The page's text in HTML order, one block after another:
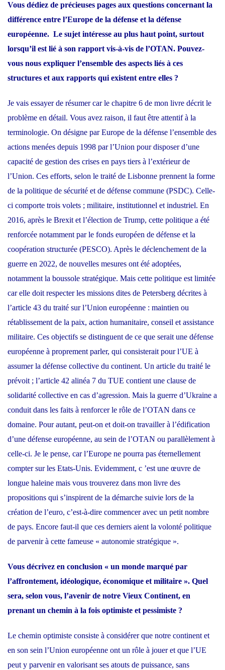
Vous dédiez de précieuses pages aux questions concernant la
différence entre l’Europe de la défense et la défense
européenne. Le sujet intéresse au plus haut point, surtout
lorsqu’il est lié à son rapport vis-à-vis de l’OTAN. Pouvez-
vous nous expliquer l’ensemble des aspects liés à ces
structures et aux rapports qui existent entre elles ?
Je vais essayer de résumer car le chapitre 6 de mon livre décrit le
problème en détail. Vous avez raison, il faut être attentif à la
terminologie. On désigne par Europe de la défense l’ensemble des
actions menées depuis 1998 par l’Union pour disposer d’une
capacité de gestion des crises en pays tiers à l’extérieur de
l’Union. Ces efforts, selon le traité de Lisbonne prennent la forme
de la politique de sécurité et de défense commune (PSDC). Celle-
ci comporte trois volets ; militaire, institutionnel et industriel. En
2016, après le Brexit et l’élection de Trump, cette politique a été
renforcée notamment par le fonds européen de défense et la
coopération structurée (PESCO). Après le déclenchement de la
guerre en 2022, de nouvelles mesures ont été adoptées,
notamment la boussole stratégique. Mais cette politique est limitée
car elle doit respecter les missions dites de Petersberg décrites à
l’article 43 du traité sur l’Union européenne : maintien ou
rétablissement de la paix, action humanitaire, conseil et assistance
militaire. Ces objectifs se distinguent de ce que serait une défense
européenne à proprement parler, qui consisterait pour l’UE à
assumer la défense collective du continent. Un article du traité le
prévoit ; l’article 42 alinéa 7 du TUE contient une clause de
solidarité collective en cas d’agression. Mais la guerre d’Ukraine a
conduit dans les faits à renforcer le rôle de l’OTAN dans ce
domaine. Pour autant, peut-on et doit-on travailler à l’édification
d’une défense européenne, au sein de l’OTAN ou parallèlement à
celle-ci. Je le pense, car l’Europe ne pourra pas éternellement
compter sur les Etats-Unis. Evidemment, c ’est une œuvre de
longue haleine mais vous trouverez dans mon livre des
propositions qui s’inspirent de la démarche suivie lors de la
création de l’euro, c’est-à-dire commencer avec un petit nombre
de pays. Encore faut-il que ces derniers aient la volonté politique
de parvenir à cette fameuse « autonomie stratégique ».
Vous décrivez en conclusion « un monde marqué par
l’affrontement, idéologique, économique et militaire ». Quel
sera, selon vous, l’avenir de notre Vieux Continent, en
prenant un chemin à la fois optimiste et pessimiste ?
Le chemin optimiste consiste à considérer que notre continent et
en son sein l’Union européenne ont un rôle à jouer et que l’UE
peut y parvenir en valorisant ses atouts de puissance, sans